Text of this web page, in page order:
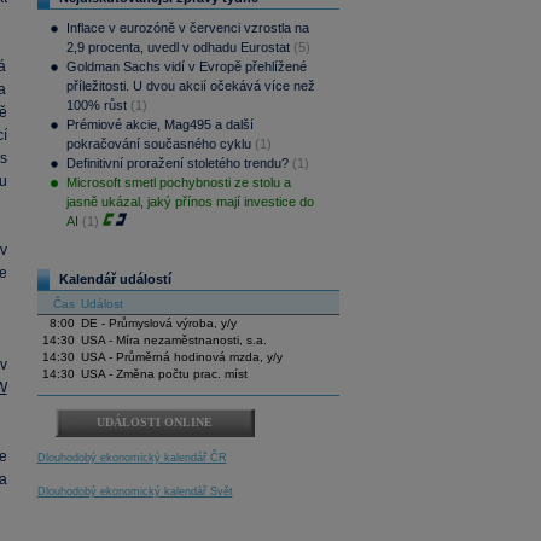
Inflace v eurozóně v červenci vzrostla na
2,9 procenta, uvedl v odhadu Eurostat (5)
Goldman Sachs vidí v Evropě přehlížené
příležitosti. U dvou akcií očekává více než
100% růst (1)
Prémiové akcie, Mag495 a další
pokračování současného cyklu (1)
Definitivní proražení stoletého trendu? (1)
Microsoft smetl pochybnosti ze stolu a
jasně ukázal, jaký přínos mají investice do
AI (1)
Kalendář událostí
Čas Událost
8:00
DE - Průmyslová výroba, y/y
14:30 USA - Míra nezaměstnanosti, s.a.
14:30 USA - Průměrná hodinová mzda, y/y
14:30 USA - Změna počtu prac. míst
UDÁLOSTI ONLINE
Dlouhodobý ekonomický kalendář ČR
Dlouhodobý ekonomický kalendář Svět